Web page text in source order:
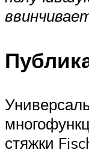
стяжки